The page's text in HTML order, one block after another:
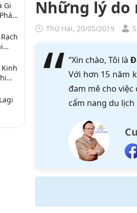
Những lý do
Thứ Hai, 20/05/2019
“Xin chào, Tôi là
Với hơn 15 năm
đam mê cho
cẩm nang du
Gi
6